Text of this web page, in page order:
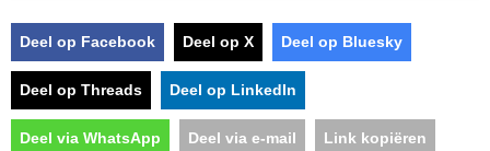
Deel op Facebook Deel op X Deel op Bluesky
Deel op Threads Deel op LinkedIn
Deel via WhatsApp Deel via e-mail Link kopiëren